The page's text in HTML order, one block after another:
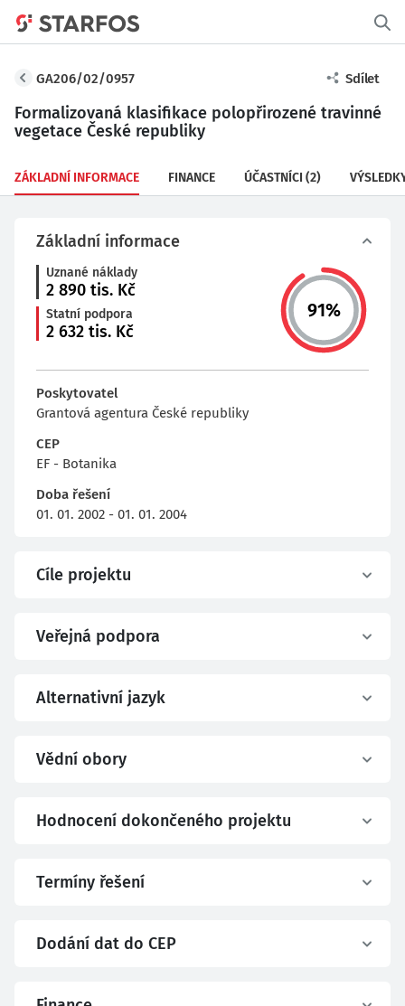
GA206/02/0957 Sdílet
Formalizovaná klasifikace polopřirozené travinné
vegetace České republiky
ZÁKLADNÍ INFORMACE FINANCE ÚČASTNÍCI (2)
Základní informace
Uznané náklady
2 890 tis. Kč
Statní podpora
2 632 tis. Kč
91%
Poskytovatel
Grantová agentura České republiky
CEP
EF - Botanika
Doba řešení
01. 01. 2002 - 01. 01. 2004
Cíle projektu
Veřejná podpora
Alternativní jazyk
Vědní obory
Hodnocení dokončeného projektu
Termíny řešení
Dodání dat do CEP